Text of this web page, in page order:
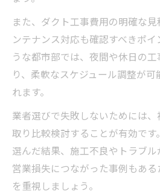
東京都でおすすめのダ
厨房ダクト工事に強い
ダクト工事業者比較で
また、ダクト工事費用の明確な
ンテナンス対応も確認すべきポ
うな都市部では、夜間や休日の
り、柔軟なスケジュール調整が
れます。
業者選びで失敗しないためには
取り比較検討することが有効で
選んだ結果、施工不良やトラブ
営業損失につながった事例もあ
を重視しましょう。